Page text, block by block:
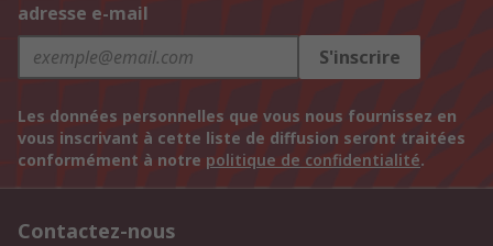
adresse e-mail
S'inscrire
Les données personnelles que vous nous fournissez en
vous inscrivant à cette liste de diffusion seront traitées
conformément à notre politique de confidentialité.
Contactez-nous